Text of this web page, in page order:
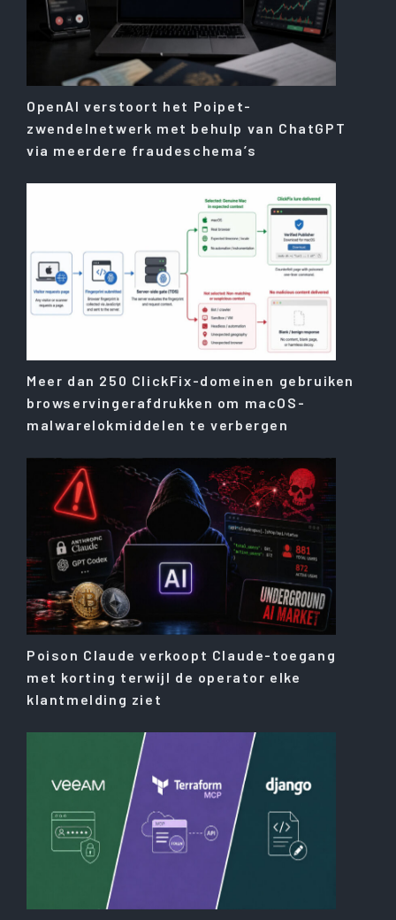
OpenAI verstoort het Poipet-
zwendelnetwerk met behulp van ChatGPT
via meerdere fraudeschema’s
Meer dan 250 ClickFix-domeinen gebruiken
browservingerafdrukken om macOS-
malwarelokmiddelen te verbergen
Poison Claude verkoopt Claude-toegang
met korting terwijl de operator elke
klantmelding ziet